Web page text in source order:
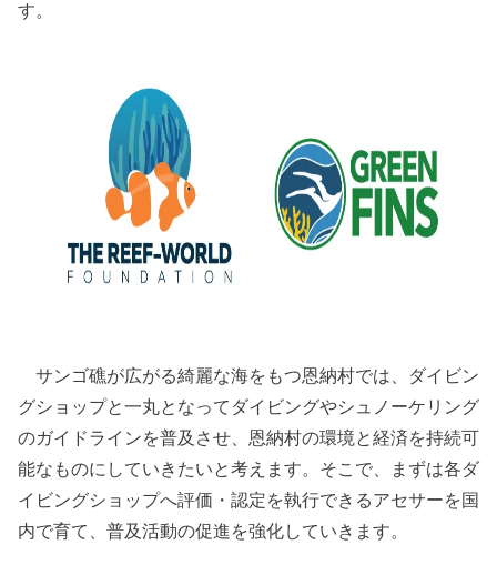
す。
サンゴ礁が広がる綺麗な海をもつ恩納村では、ダイビン
グショップと一丸となってダイビングやシュノーケリング
のガイドラインを普及させ、恩納村の環境と経済を持続可
能なものにしていきたいと考えます。そこで、まずは各ダ
イビングショップへ評価・認定を執行できるアセサーを国
内で育て、普及活動の促進を強化していきます。